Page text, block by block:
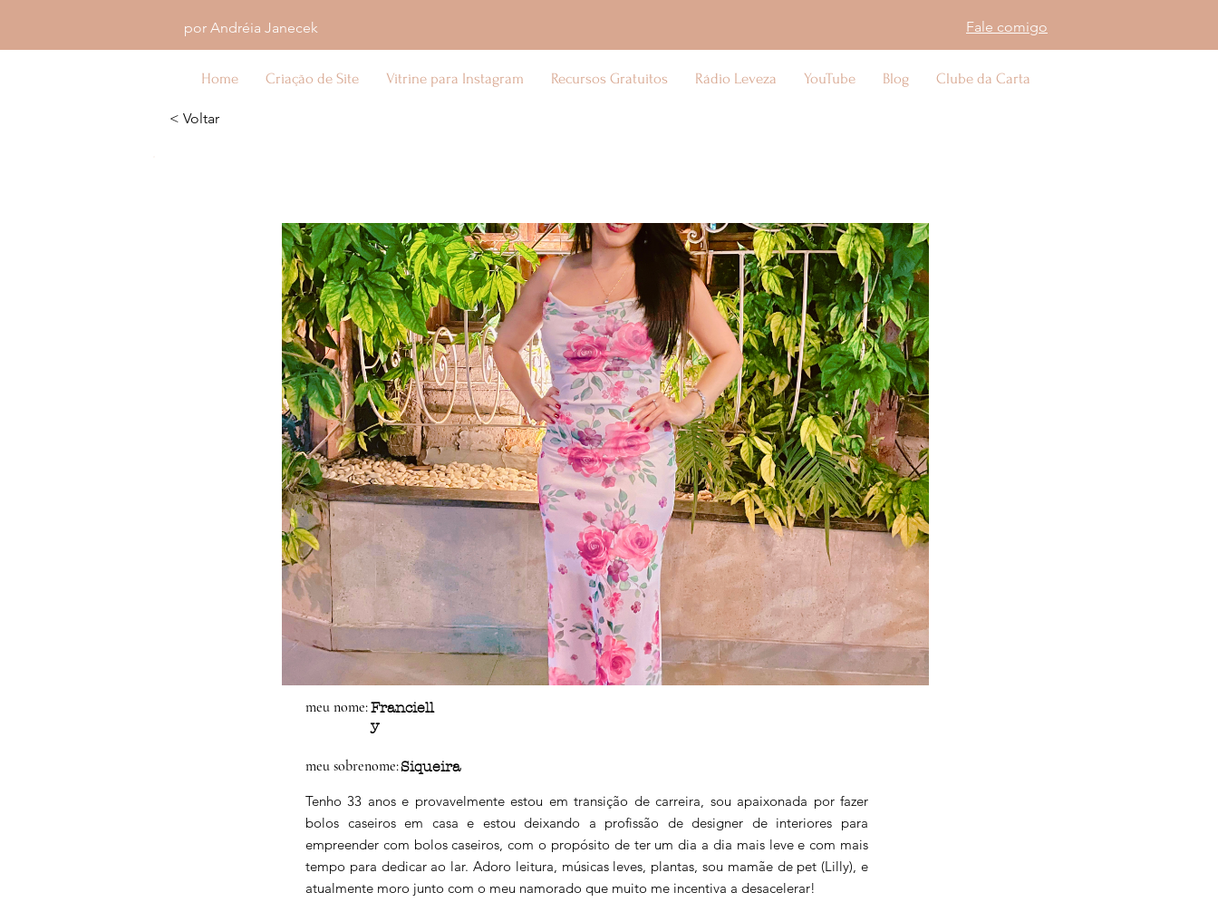
por Andréia Janecek Fale comigo
Home Criação de Site Vitrine para Instagram Recursos Gratuitos Rádio Leveza YouTube Blog Clube da Carta
< Voltar
meu nome:Franciell
y
Siqueira
meu sobrenome:
Tenho 33 anos e provavelmente estou em transição de carreira, sou apaixonada por fazer
bolos caseiros em casa e estou deixando a profissão de designer de interiores para
empreender com bolos caseiros, com o propósito de ter um dia a dia mais leve e com mais
tempo para dedicar ao lar. Adoro leitura, músicas leves, plantas, sou mamãe de pet (Lilly), e
atualmente moro junto com o meu namorado que muito me incentiva a desacelerar!